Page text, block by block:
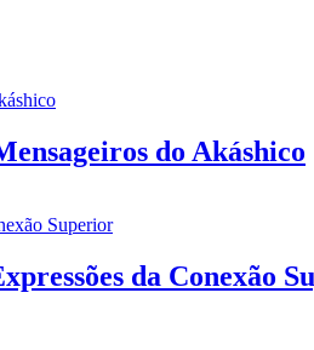
do Akáshico
da Conexão